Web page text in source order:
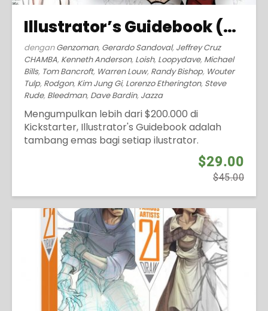
Illustrator’s Guidebook (2016)
denganGenzoman, Gerardo Sandoval, Jeffrey Cruz
CHAMBA, Kenneth Anderson, Loish, Loopydave, Michael
Bills, Tom Bancroft, Warren Louw, Randy Bishop, Wouter
Tulp, Rodgon, Kim Jung Gi, Lorenzo Etherington, Steve
Rude, Bleedman, Dave Bardin, Jazza
Mengumpulkan lebih dari $200.000 di
Kickstarter, Illustrator's Guidebook adalah
tambang emas bagi setiap ilustrator.
$29.00
$45.00